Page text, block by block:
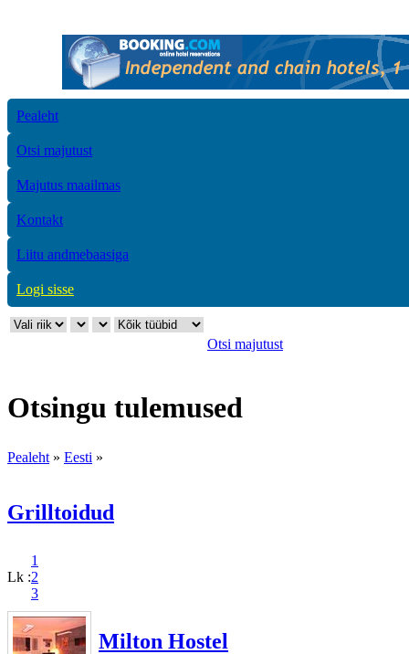
Pealeht
Otsi majutust
Majutus maailmas
Kontakt
Liitu andmebaasiga
Logi sisse
Otsi majutust
Otsingu tulemused
Pealeht » Eesti »
Grilltoidud
Lk :
1
2
3
Milton Hostel